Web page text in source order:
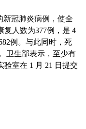
新冠肺炎病例，使全
复人数为377例，是 4
例。与此同时，死
卫生部表示，至少有
验室在 1 月 21 日提交